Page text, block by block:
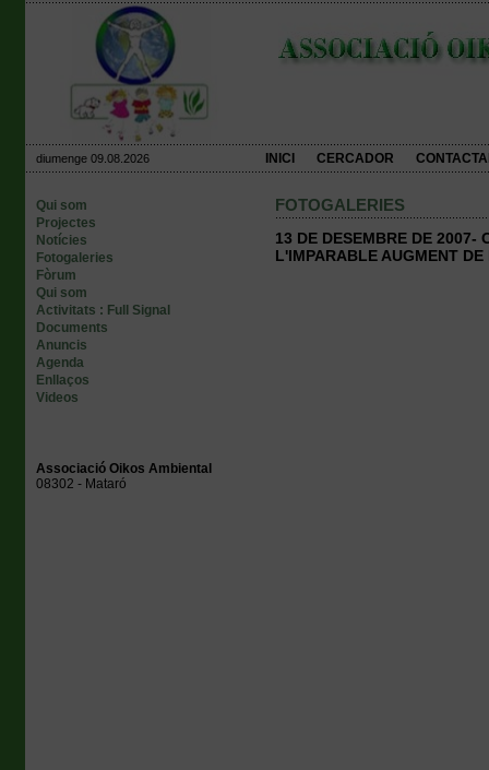
diumenge 09.08.2026 INICI CERCADOR
Qui som
Projectes
Notícies
Fotogaleries
Fòrum
Qui som
Activitats : Full Signal
Documents
Anuncis
Agenda
Enllaços
Videos
Associació Oikos Ambiental
08302 - Mataró
FOTOGALERIES
13 DE DESEMBRE DE 2007-
L'IMPARABLE AUGMENT